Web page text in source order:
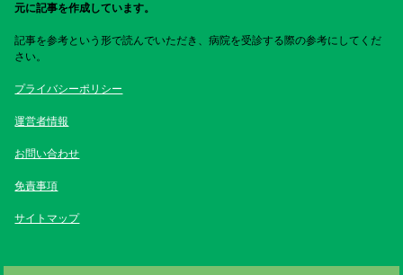
元に記事を作成しています。
記事を参考という形で読んでいただき、病院を受診する際の参考にしてくだ
さい。
プライバシーポリシー
運営者情報
お問い合わせ
免責事項
サイトマップ